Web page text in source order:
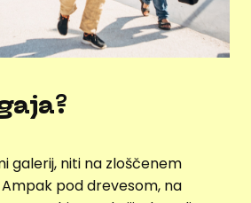
galerij, niti na zloščenem
pod drevesom, na